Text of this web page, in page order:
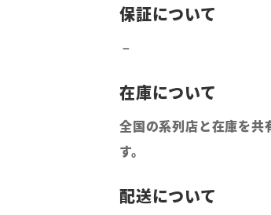
全国の系列店と在庫を共
す。